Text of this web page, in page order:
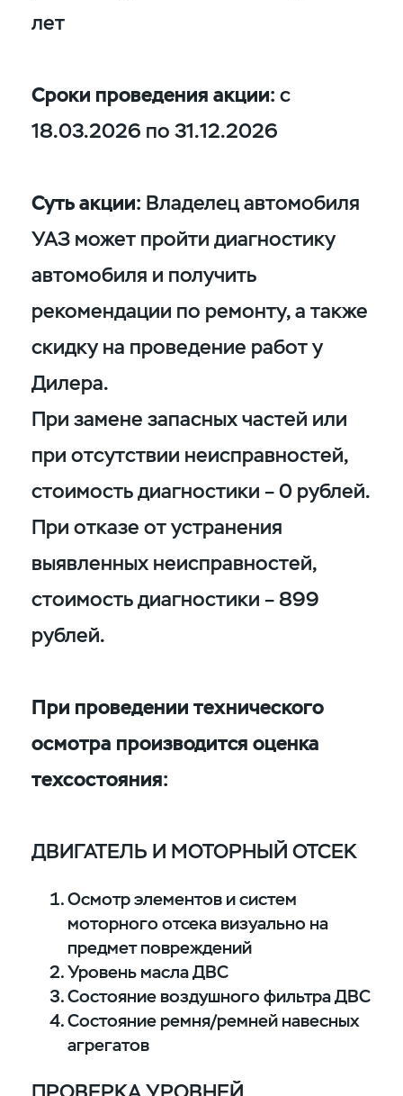
лет
Сроки проведения акции: с
18.03.2026 по 31.12.2026
Суть акции: Владелец автомобиля
УАЗ может пройти диагностику
автомобиля и получить
рекомендации по ремонту, а также
скидку на проведение работ у
Дилера.
При замене запасных частей или
при отсутствии неисправностей,
стоимость диагностики – 0 рублей.
При отказе от устранения
выявленных неисправностей,
стоимость диагностики – 899
рублей.
При проведении технического
осмотра производится оценка
техсостояния:
ДВИГАТЕЛЬ И МОТОРНЫЙ ОТСЕК
Осмотр элементов и систем
моторного отсека визуально на
предмет повреждений
Уровень масла ДВС
Состояние воздушного фильтра ДВС
Состояние ремня/ремней навесных
агрегатов